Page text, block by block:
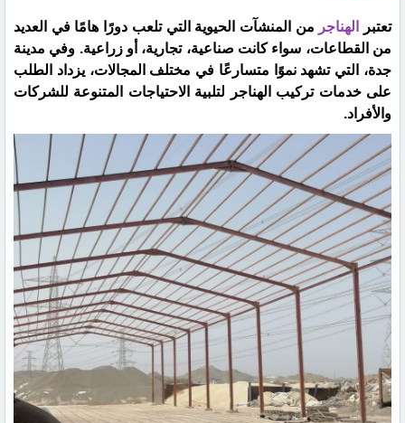
تعتبر الهناجر من المنشآت الحيوية التي تلعب دورًا هامًا في العديد
من القطاعات، سواء كانت صناعية، تجارية، أو زراعية. وفي مدينة
جدة، التي تشهد نموًا متسارعًا في مختلف المجالات، يزداد الطلب
على خدمات تركيب الهناجر لتلبية الاحتياجات المتنوعة للشركات
والأفراد.